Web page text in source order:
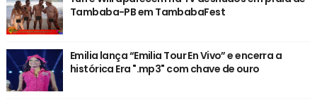
Tambaba-PB em TambabaFest
Emilia lança “Emilia Tour En Vivo” e encerra a
histórica Era ".mp3" com chave de ouro